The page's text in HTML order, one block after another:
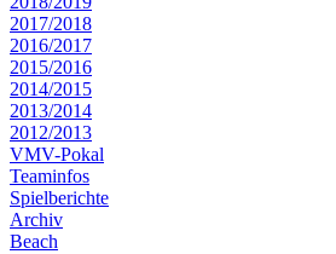
2017/2018
2016/2017
2015/2016
2014/2015
2013/2014
2012/2013
VMV-Pokal
Teaminfos
Spielberichte
Archiv
Beach